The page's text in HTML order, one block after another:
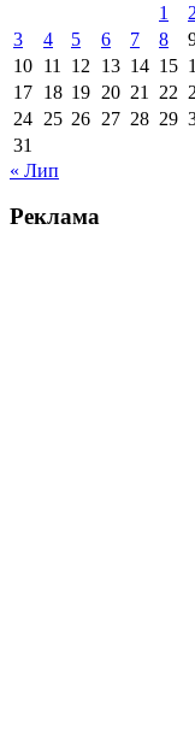
1
2
3
4 5 6 7 8
10 11 12 13 14 15
17 18 19 20 21 22
24 25 26 27 28 29
31
« Лип
Реклама